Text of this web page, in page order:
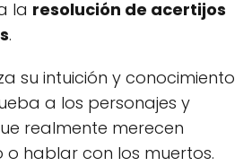
la resolución de acertijos
.
su intuición y conocimiento
a los personajes y
realmente merecen
hablar con los muertos.